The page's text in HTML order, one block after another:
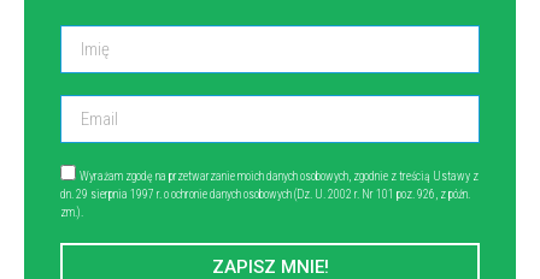
Wyrażam zgodę na przetwarzanie moich danych osobowych, zgodnie z treścią Ustawy z
dn. 29 sierpnia 1997 r. o ochronie danych osobowych (Dz. U. 2002 r. Nr 101 poz. 926, z późn.
zm.).
ZAPISZ MNIE!